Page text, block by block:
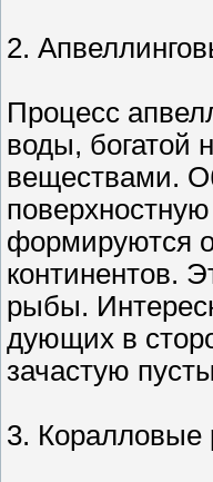
2.
Процесс
воды, богатой
веществами.
формируются
континентов.
рыбы.
дующих в
зачастую
3.